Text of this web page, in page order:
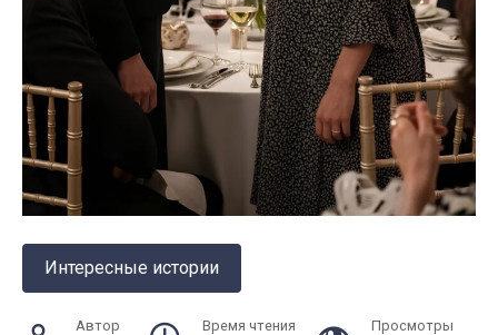
Интересные истории
Автор Время чтения Просмотры